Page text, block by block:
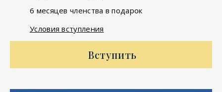
6 месяцев членства в подарок
Условия вступления
Вступить